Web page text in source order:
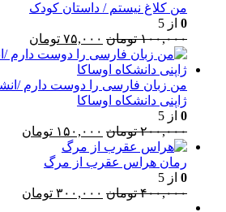
۴۹۰,۰۰۰ تومان
من کلاغ نیستم / داستان کودک
0 از 5
۱۰۰,۰۰۰ تومان قیمت
اصلی:
بود.
۷۵,۰۰۰ تومان
فعلی:
من زبان فارسی را دوست دارم /
ژاپنی دانشکاه اوساکا
0 از 5
۲۰۰,۰۰۰ تومان قیمت
اصلی:
۲۰۰,۰۰۰ تومان
۱۵۰,۰۰۰ تومان
رمان هراس عقرب از مرگ
0 از 5
۴۰۰,۰۰۰ تومان قیمت
۳۰۰,۰۰۰ تومان